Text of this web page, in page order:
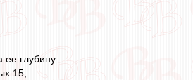
ее глубину
15,